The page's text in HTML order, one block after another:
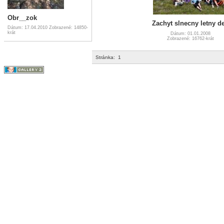
Obr__zok
Dátum: 17.04.2010 Zobrazené: 14850-
krát
Zachyt slnecny letny
Dátum: 01.01.2008
Zobrazené: 16762-krát
Stránka: 1